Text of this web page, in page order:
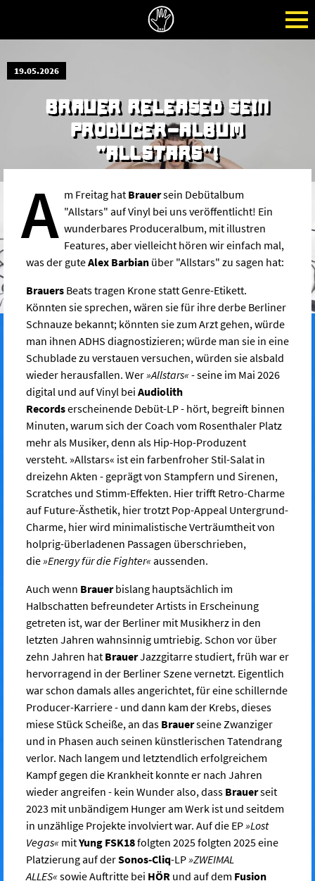
19.05.2026
BRAUER RELEASED SEIN
PRODUCER-ALBUM
"ALLSTARS"!
A m Freitag hat Brauersein Debütalbum
"Allstars" auf Vinyl bei uns veröffentlicht! Ein
wunderbares Produceralbum, mit illustren
Features, aber vielleicht hören wir einfach mal,
was der guteAlex Barbian über "Allstars" zu sagen hat:
Brauers Beats tragen Krone statt Genre-Etikett.
Könnten sie sprechen, wären sie für ihre derbe Berliner
Schnauze bekannt; könnten sie zum Arzt gehen, würde
man ihnen ADHS diagnostizieren; würde man sie in eine
Schublade zu verstauen versuchen, würden sie alsbald
wieder herausfallen. Wer»Allstars«- seine im Mai 2026
digital und auf Vinyl bei Audiolith
Recordserscheinende Debüt-LP - hört, begreift binnen
Minuten, warum sich der Coach vom Rosenthaler Platz
mehr als Musiker, denn als Hip-Hop-Produzent
versteht. »Allstars« ist ein farbenfroher Stil-Salat in
dreizehn Akten - geprägt von Stampfern und Sirenen,
Scratches und Stimm-Effekten. Hier trifft Retro-Charme
auf Future-Ästhetik, hier trotzt Pop-Appeal Untergrund-
Charme, hier wird minimalistische Verträumtheit von
holprig-überladenen Passagen überschrieben,
die»Energy für die Fighter«aussenden.
Auch wenn Brauerbislang hauptsächlich im
Halbschatten befreundeter Artists in Erscheinung
getreten ist, war der Berliner mit Musikherz in den
letzten Jahren wahnsinnig umtriebig. Schon vor über
zehn Jahren hat BrauerJazzgitarre studiert, früh war er
hervorragend in der Berliner Szene vernetzt. Eigentlich
war schon damals alles angerichtet, für eine schillernde
Producer-Karriere - und dann kam der Krebs, dieses
miese Stück Scheiße, an das Brauerseine Zwanziger
und in Phasen auch seinen künstlerischen Tatendrang
verlor. Nach langem und letztendlich erfolgreichem
Kampf gegen die Krankheit konnte er nach Jahren
wieder angreifen - kein Wunder also, dass Brauerseit
2023 mit unbändigem Hunger am Werk ist und seitdem
in unzählige Projekte involviert war. Auf die EP»Lost
Vegas« mitYung FSK18folgten 2025 folgten 2025 eine
Platzierung auf derSonos-Cliq-LP»ZWEIMAL
ALLES«sowie Auftritte bei HÖR und auf dem Fusion